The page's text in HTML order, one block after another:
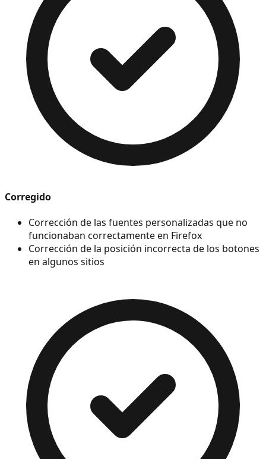
Corregido
Corrección de las fuentes personalizadas que no
funcionaban correctamente en Firefox
Corrección de la posición incorrecta de los botones
en algunos sitios